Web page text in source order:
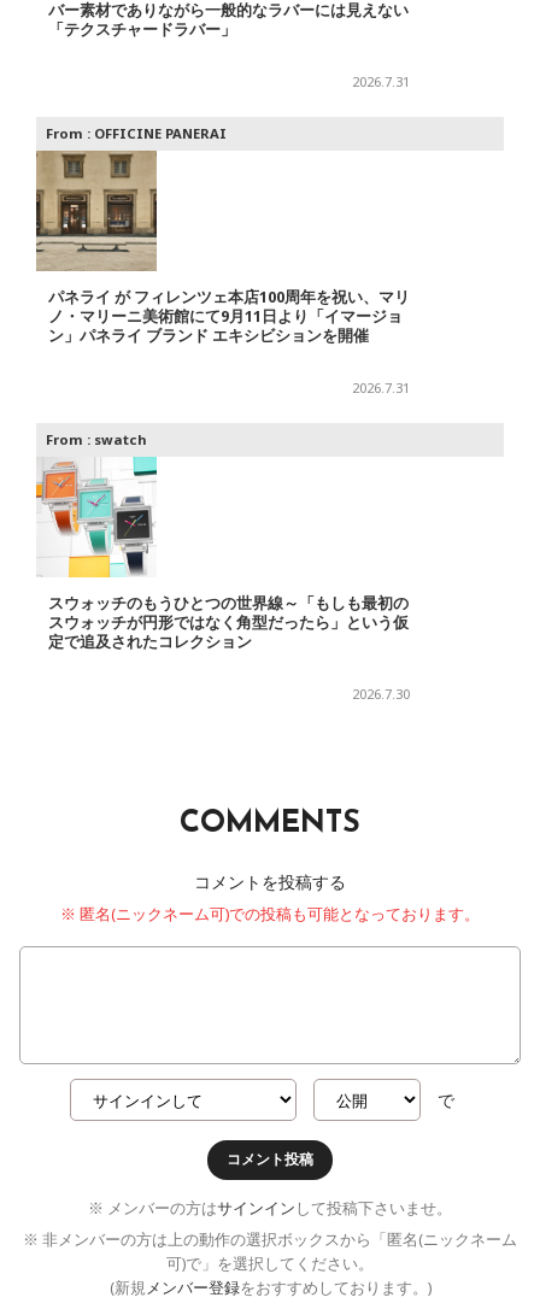
バー素材でありながら一般的なラバーには見えない
「テクスチャードラバー」
2026.7.31
From : OFFICINE PANERAI
パネライ が フィレンツェ本店100周年を祝い、マリ
ノ・マリーニ美術館にて9月11日より「イマージョ
ン」パネライ ブランド エキシビションを開催
2026.7.31
From : swatch
スウォッチのもうひとつの世界線～「もしも最初の
スウォッチが円形ではなく角型だったら」という仮
定で追及されたコレクション
2026.7.30
COMMENTS
コメントを投稿する
※ 匿名(ニックネーム可)での投稿も可能となっております。
で
コメント投稿
※ メンバーの方はサインイン して投稿下さいませ。
※ 非メンバーの方は上の動作の選択ボックスから「匿名(ニックネーム
可)で」を選択してください。
(新規メンバー登録をおすすめしております。)